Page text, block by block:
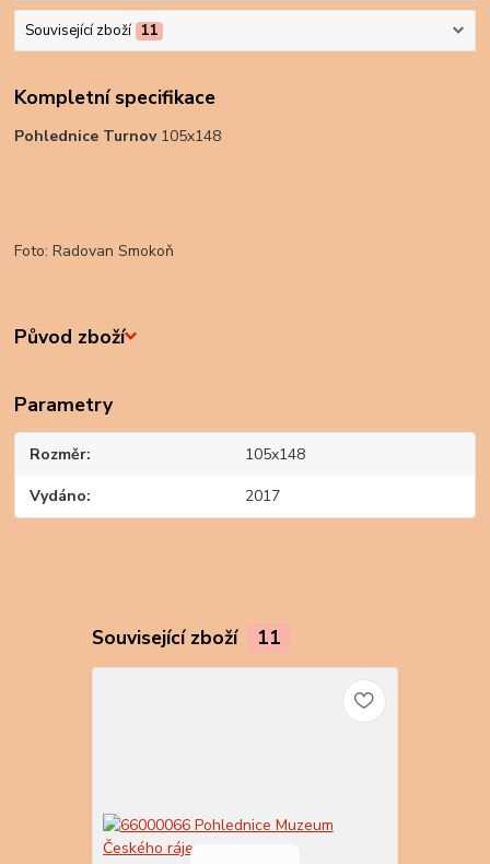
Související zboží 11
Kompletní specifikace
Pohlednice Turnov 105x148
Foto: Radovan Smokoň
Původ zboží
Parametry
Rozměr 105x148
Vydáno 2017
Související zboží 11